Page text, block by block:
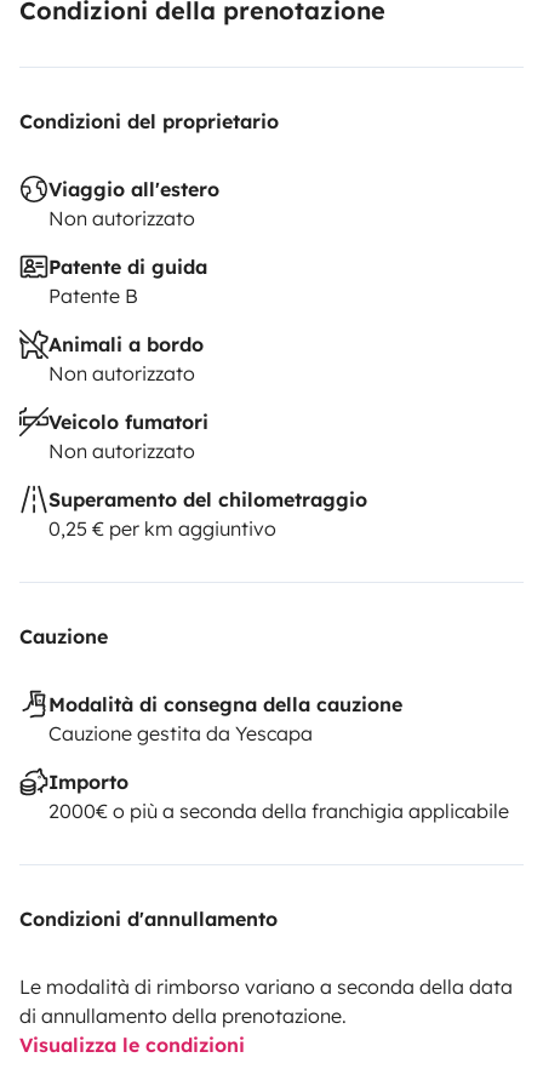
Condizioni della prenotazione
Condizioni del proprietario
Viaggio all'estero
Non autorizzato
Patente di guida
Patente B
Animali a bordo
Non autorizzato
Veicolo fumatori
Non autorizzato
Superamento del chilometraggio
0,25 € per km aggiuntivo
Cauzione
Modalità di consegna della cauzione
Cauzione gestita da Yescapa
Importo
2000€ o più a seconda della franchigia applicabile
Condizioni d'annullamento
Le modalità di rimborso variano a seconda della data
di annullamento della prenotazione.
Visualizza le condizioni